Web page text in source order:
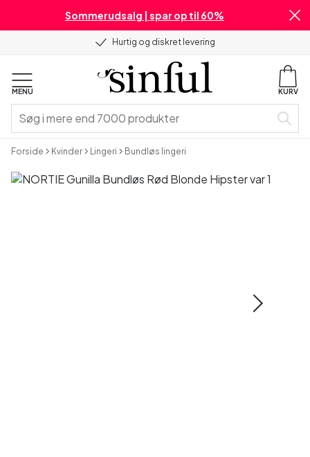
Sommerudsalg | spar op til 60%
Hurtig og diskret levering
MENU KURV
Forside Kvinder Lingeri Bundløs lingeri